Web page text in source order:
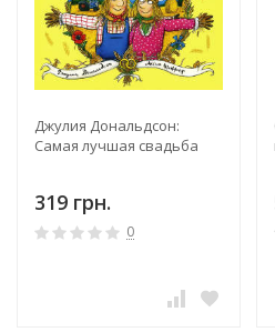
Джулия Дональдсон:
Самая лучшая свадьба
319 грн.
0